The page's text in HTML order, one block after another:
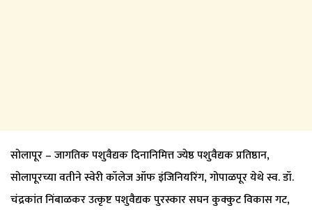
सोलापूर – जागतिक पशुवैद्यक दिनानिमित्त ज्येष्ठ पशुवैद्यक प्रतिष्ठान,
सोलापूरच्या वतीने स्वेरी कॉलेज ऑफ इंजिनियरिंग, गोपाळपूर येथे स्व. डॉ.
चंद्रकांत निंबाळकर उत्कृष्ट पशुवैद्यक पुरस्कार सघन कुक्कुट विकास गट,